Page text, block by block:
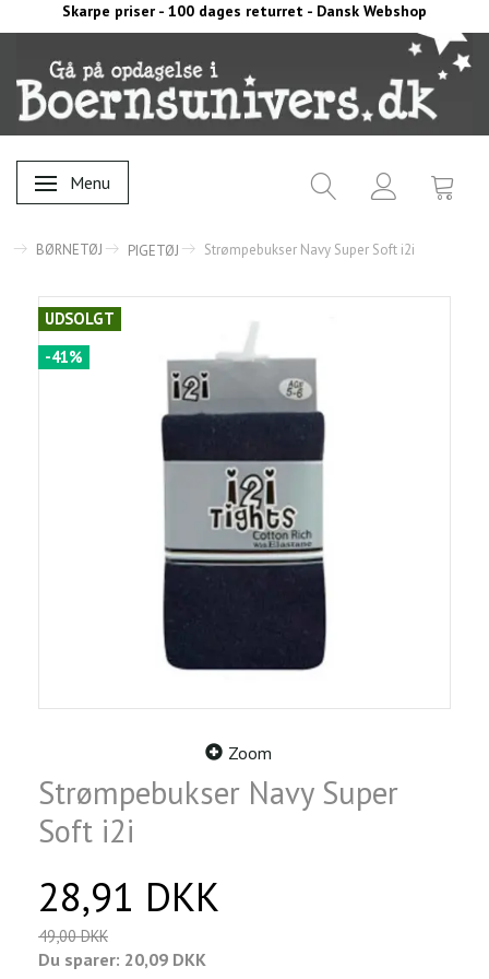
Skarpe priser - 100 dages returret - Dansk Webshop
Skifte navigation
Menu
BØRNETØJ PIGETØJ Strømpebukser Navy Super Soft i2i
UDSOLGT
-41%
Zoom
Strømpebukser Navy Super
Soft i2i
28,91 DKK
49,00 DKK
Du sparer: 20,09 DKK